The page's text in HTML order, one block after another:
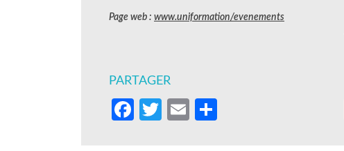
Page web : www.uniformation/evenements
PARTAGER
Facebook
Twitter
Email